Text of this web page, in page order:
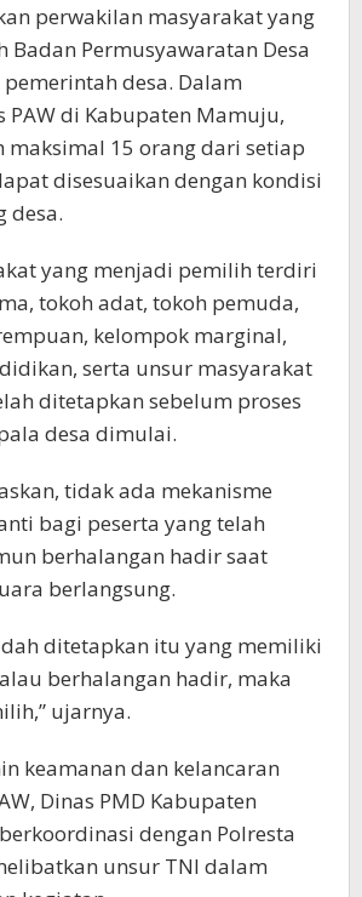
perwakilan masyarakat yang
Badan Permusyawaratan Desa
pemerintah desa. Dalam
PAW di Kabupaten Mamuju,
15 orang dari setiap
disesuaikan dengan kondisi
desa.
yang menjadi pemilih terdiri
tokoh adat, tokoh pemuda,
kelompok marginal,
serta unsur masyarakat
ditetapkan sebelum proses
desa dimulai.
tidak ada mekanisme
bagi peserta yang telah
berhalangan hadir saat
berlangsung.
ditetapkan itu yang memiliki
berhalangan hadir, maka
ujarnya.
keamanan dan kelancaran
Dinas PMD Kabupaten
dengan Polresta
unsur TNI dalam